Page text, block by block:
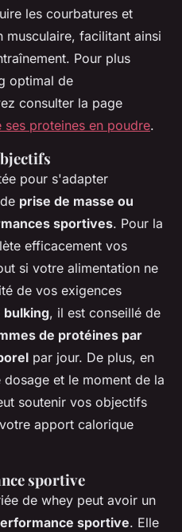
les courbatures et
facilitant ainsi
Pour plus
optimal de
consulter la page
ses proteines en poudre.
pour s'adapter
prise de masse ou
sportives. Pour la
efficacement vos
si votre alimentation ne
de vos exigences
bulking, il est conseillé de
de protéines par
par jour. De plus, en
et le moment de la
soutenir vos objectifs
apport calorique
sportive
de whey peut avoir un
sportive. Elle